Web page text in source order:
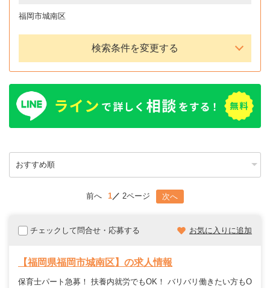
福岡市城南区
検索条件を変更する
前へ 1 2ページ 次へ
チェックして問合せ・応募する お気に入りに追加
【福岡県福岡市城南区】の求人情報
保育士パート急募！ 扶養内就労でもOK！ バリバリ働きたい方もO